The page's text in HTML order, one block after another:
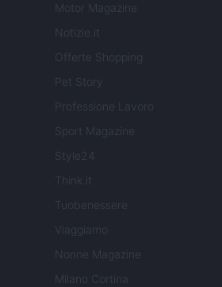
Motor Magazine
Notizie.it
Offerte Shopping
Pet Story
Professione Lavoro
Sport Magazine
Style24
Think.it
Tuobenessere
Viaggiamo
Nonne Magazine
Milano Cortina